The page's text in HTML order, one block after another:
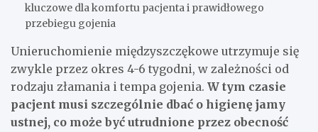
kluczowe dla komfortu pacjenta i prawidłowego
przebiegu gojenia
Unieruchomienie międzyszczękowe utrzymuje się
zwykle przez okres 4-6 tygodni, w zależności od
rodzaju złamania i tempa gojenia. W tym czasie
pacjent musi szczególnie dbać o higienę jamy
ustnej, co może być utrudnione przez obecność